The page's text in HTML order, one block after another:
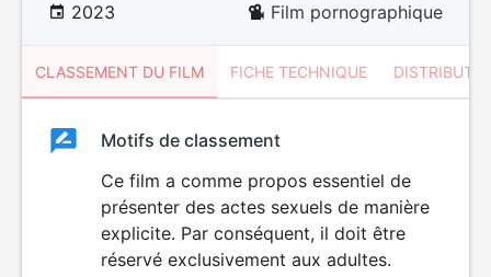
2023 Film pornographique
CLASSEMENT DU FILM FICHE TECHNIQUE
ClassementClassement
SEXUALITÉ
EXPLICITE
Motifs de classement
Ce film a comme propos essentiel de
présenter des actes sexuels de manière
explicite. Par conséquent, il doit être
réservé exclusivement aux adultes.